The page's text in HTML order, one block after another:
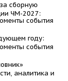
сборную
ЧМ-2027:
события
году:
события
аналитика и